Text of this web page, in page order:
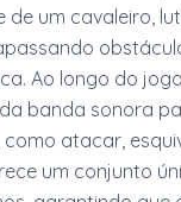
de um cavaleiro,
Ao longo do
banda sonora
atacar,
um conjunto